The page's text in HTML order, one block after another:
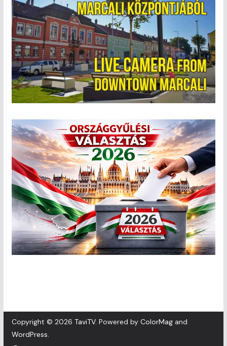
Copyright © 2026 TaviTV. Powered by ColorMagand
WordPress.